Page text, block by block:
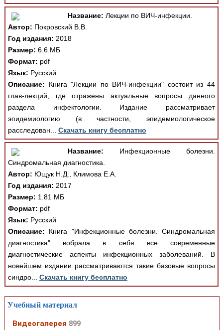
Название: Лекции по ВИЧ-инфекции.
Автор: Покровский В.В.
Год издания: 2018
Размер: 6.6 МБ
Формат: pdf
Язык: Русский
Описание: Книга "Лекции по ВИЧ-инфекции" состоит из 44
глав-лекций, где отражены актуальные вопросы данного
раздела инфектологии. Издание рассматривает
эпидемиологию (в частности, эпидемиологическое
расследован... Скачать книгу бесплатно
Название: Инфекционные болезни.
Синдромальная диагностика.
Автор: Ющук Н.Д., Климова Е.А.
Год издания: 2017
Размер: 1.81 МБ
Формат: pdf
Язык: Русский
Описание: Книга "Инфекционные болезни. Синдромальная
диагностика" вобрала в себя все современные
диагностические аспекты инфекционных заболеваний. В
новейшем издании рассматриваются такие базовые вопросы
синдро... Скачать книгу бесплатно
Учебный материал
Видеогалерея 899